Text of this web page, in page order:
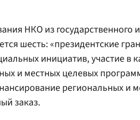
НКО из государственного
шесть: «президентские
инициатив, участие в
и местных целевых
региональных и
заказ.